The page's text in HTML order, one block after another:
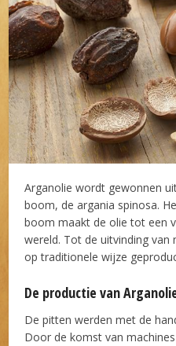
Arganolie wordt gewonnen
boom, de argania spinosa.
boom maakt de olie tot een
wereld. Tot de uitvinding van
op traditionele wijze
De productie van
De pitten werden met de
Door de komst van